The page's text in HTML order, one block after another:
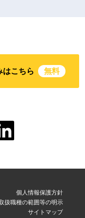
はこちら 無料
個人情報保護方針
扱職種の範囲等の明示
サイトマップ